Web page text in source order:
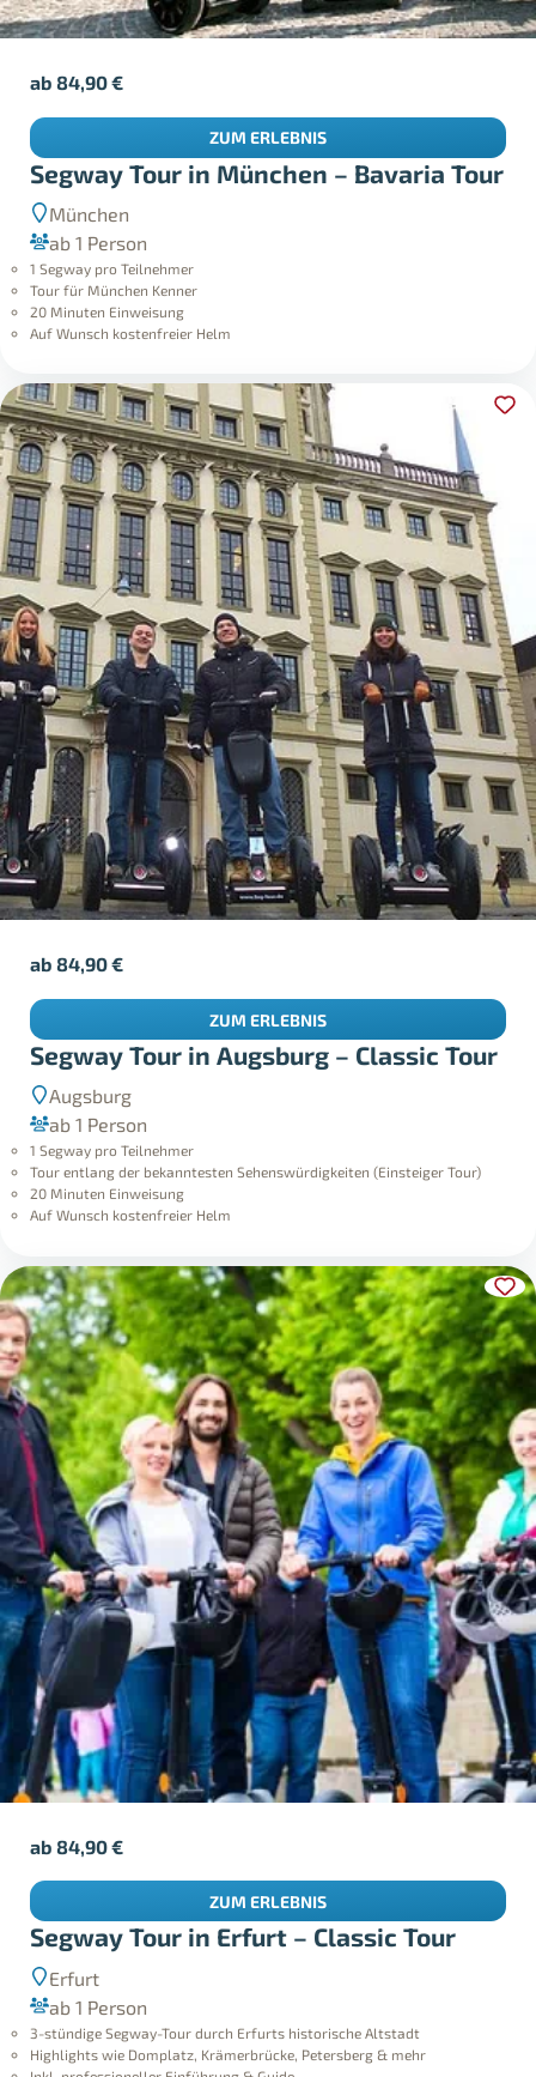
Segway Tour in München – Bavaria Tour
München
ab 1 Person
1 Segway pro Teilnehmer
Tour für München Kenner
20 Minuten Einweisung
Auf Wunsch kostenfreier Helm
ab84,90€
ZUM ERLEBNIS
Segway Tour in Augsburg – Classic Tour
Augsburg
ab 1 Person
1 Segway pro Teilnehmer
Tour entlang der bekanntesten Sehenswürdigkeiten (Einsteiger Tour)
20 Minuten Einweisung
Auf Wunsch kostenfreier Helm
ab84,90€
ZUM ERLEBNIS
Segway Tour in Erfurt – Classic Tour
Erfurt
ab 1 Person
3-stündige Segway-Tour durch Erfurts historische Altstadt
Highlights wie Domplatz, Krämerbrücke, Petersberg & mehr
ab84,90€
ZUM ERLEBNIS